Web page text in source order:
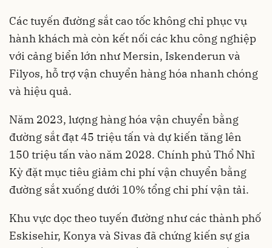
Các tuyến đường sắt cao tốc không chỉ phục vụ
hành khách mà còn kết nối các khu công nghiệp
với cảng biển lớn như Mersin, Iskenderun và
Filyos, hỗ trợ vận chuyển hàng hóa nhanh chóng
và hiệu quả.
Năm 2023, lượng hàng hóa vận chuyển bằng
đường sắt đạt 45 triệu tấn và dự kiến tăng lên
150 triệu tấn vào năm 2028. Chính phủ Thổ Nhĩ
Kỳ đặt mục tiêu giảm chi phí vận chuyển bằng
đường sắt xuống dưới 10% tổng chi phí vận tải.
Khu vực dọc theo tuyến đường như các thành phố
Eskisehir, Konya và Sivas đã chứng kiến sự gia